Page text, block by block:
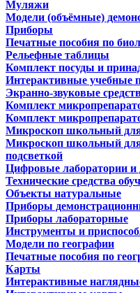
Муляжи
Модели (объёмные)
Приборы
Печатные пособия по
Рельефные таблицы
Комплект посуды и
Интерактивные учебные
Экранно-звуковые
Комплект
Комплект
Микроскоп школьный для
Микроскоп школьный для
подсветкой
Цифровые лаборатории и
Технические средства
Объекты натуральные
Приборы
Приборы лабораторные
Инструменты и
Модели по географии
Печатные пособия по
Карты
Интерактивные